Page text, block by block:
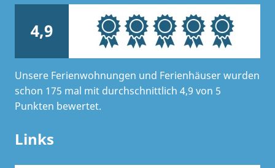
4,9
Unsere Ferienwohnungen und Ferienhäuser wurden
schon 175 mal mit durchschnittlich 4,9 von 5
Punkten bewertet.
Links